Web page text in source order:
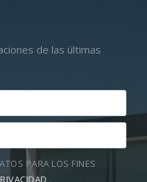
de las últimas
PARA LOS FINES
.